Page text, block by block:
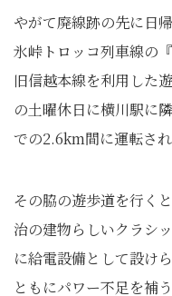
やがて廃線跡の先に日
氷峠トロッコ列車線の
旧信越本線を利用した
の土曜休日に横川駅に
での2.6km間に運転され
その脇の遊歩道を行く
治の建物らしいクラシ
に給電設備として設け
ともにパワー不足を補